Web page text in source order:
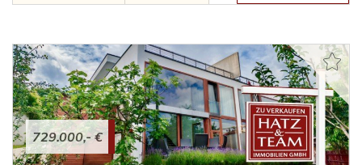
729.000,- €